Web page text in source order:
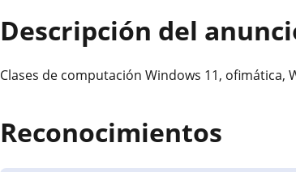
Descripción del
Clases de computación Windows 11, ofimática,
Reconocimientos